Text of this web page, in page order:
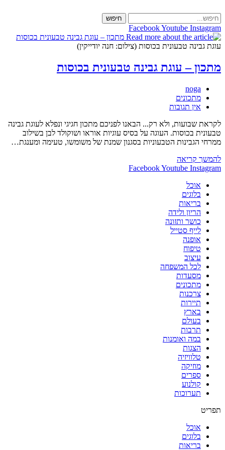
to
content
חיפוש
FacebookYoutube Instagram
עוגת גבינה טבעונית בכוסות (צילום: חנה יודייקין)
מתכון – עוגת גבינה טבעונית בכוסות
מחבר:
noga
קטגוריה:
מתכונים
תגובות:
אין תגובות
לקראת שבועות, ולא רק... הבאנו לפניכם מתכון חגיגי ונפלא לעוגת גבינה
טבעונית בכוסות. העוגה על בסיס עוגיות אוראו ושוקולד לבן בשילוב
ממרחי הגבינות הטבעוניות בסגנון שמנת של משומשו, טעימה ומענגת…
להמשך קריאהמתכון
–
FacebookYoutube Instagram
אוכל
בלוגים
בריאות
הריון ולידה
כושר ותזונה
לייף סטייל
אופנה
טיפוח
עיצוב
לכל המשפחה
מסעדות
מתכונים
צרכנות
תיירות
בארץ
בעולם
תרבות
במה ואומנות
הצגות
טלוויזיה
מוזיקה
ספרים
קולנוע
תערוכות
תפריט
אוכל
בלוגים
בריאות